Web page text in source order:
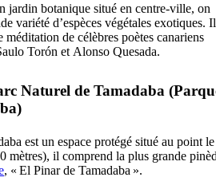
jardin botanique situé en centre-ville, on
variété d’espèces végétales exotiques.
de célèbres poètes canariens
Torón et Alonso Quesada.
Naturel de Tamadaba (
)
est un espace protégé situé au point le
mètres), il comprend la plus grande
, « El Pinar de Tamadaba ».